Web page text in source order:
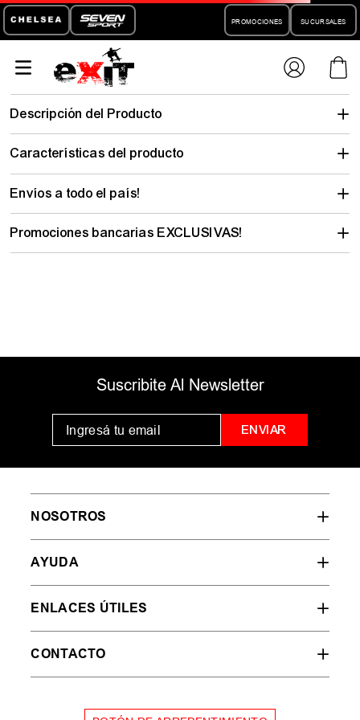
PROMOCIONES SUCURSALES
anteojos-
No encontramos lo que buscabas…
pero hay mucho para descubrir
MUJER HOMBRE NIÑOS
35 36 37 38